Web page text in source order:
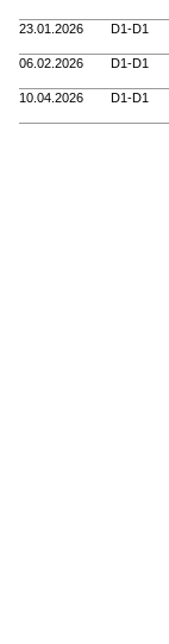
23.01.2026
D1-D1
06.02.2026
D1-D1
10.04.2026
D1-D1